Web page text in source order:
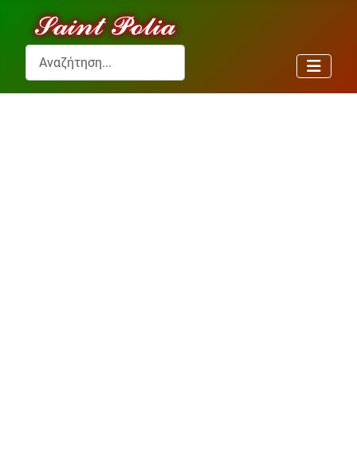
Αναζήτηση...